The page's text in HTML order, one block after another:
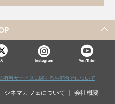
X Instagram YouTube
有料サービスに関するお問合せについて
シネマカフェについて 会社概要